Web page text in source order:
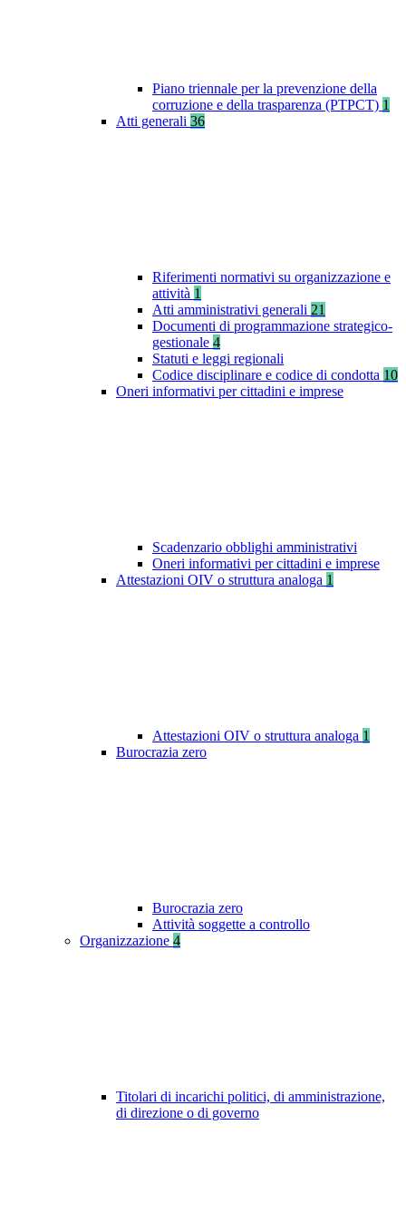
Piano triennale per la prevenzione della
corruzione e della trasparenza (PTPCT) 1
Atti generali 36
Riferimenti normativi su organizzazione e
attività 1
Atti amministrativi generali 21
Documenti di programmazione strategico-
gestionale 4
Statuti e leggi regionali
Codice disciplinare e codice di condotta 10
Oneri informativi per cittadini e imprese
Scadenzario obblighi amministrativi
Oneri informativi per cittadini e imprese
Attestazioni OIV o struttura analoga 1
Attestazioni OIV o struttura analoga 1
Burocrazia zero
Burocrazia zero
Attività soggette a controllo
Organizzazione 4
Titolari di incarichi politici, di amministrazione,
di direzione o di governo